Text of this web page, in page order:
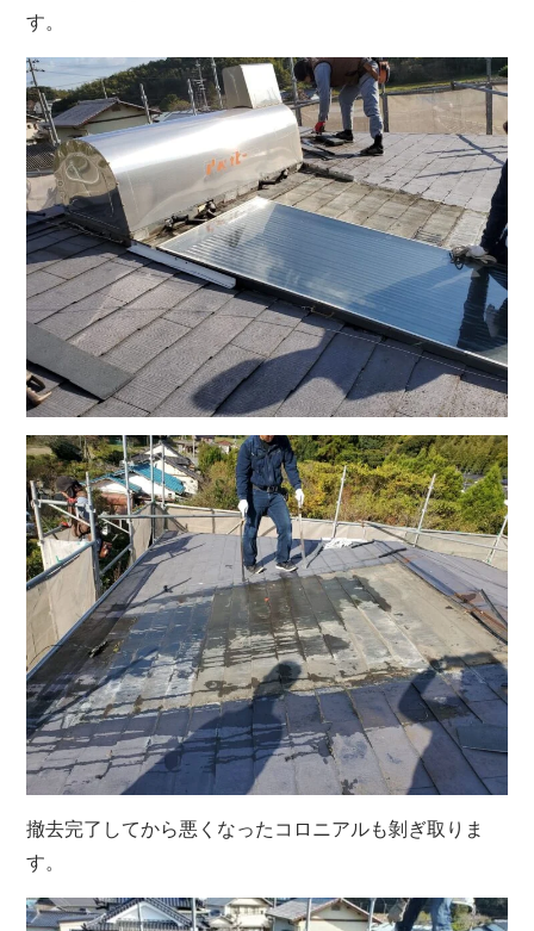
す。
撤去完了してから悪くなったコロニアルも剝ぎ取りま
す。